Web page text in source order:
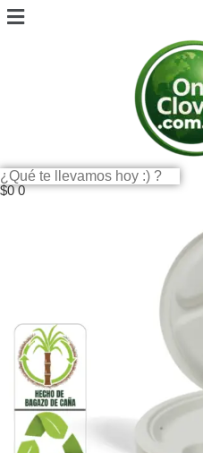
$0 0